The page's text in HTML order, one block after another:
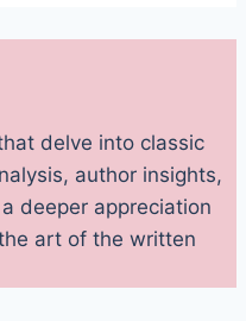
delve into classic
author insights,
deeper appreciation
art of the written